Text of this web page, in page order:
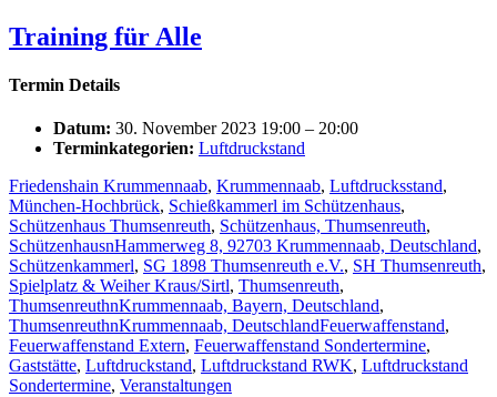
Training für Alle
Termin Details
Datum: 30. November 2023 19:00 – 20:00
Terminkategorien: Luftdruckstand
Friedenshain Krummennaab, Krummennaab, Luftdrucksstand,
München-Hochbrück, Schießkammerl im Schützenhaus,
Schützenhaus Thumsenreuth, Schützenhaus, Thumsenreuth,
SchützenhausnHammerweg 8, 92703 Krummennaab, Deutschland,
Schützenkammerl, SG 1898 Thumsenreuth e.V., SH Thumsenreuth,
Spielplatz & Weiher Kraus/Sirtl, Thumsenreuth,
ThumsenreuthnKrummennaab, Bayern, Deutschland,
ThumsenreuthnKrummennaab, DeutschlandFeuerwaffenstand,
Feuerwaffenstand Extern, Feuerwaffenstand Sondertermine,
Gaststätte, Luftdruckstand, Luftdruckstand RWK, Luftdruckstand
Sondertermine, Veranstaltungen